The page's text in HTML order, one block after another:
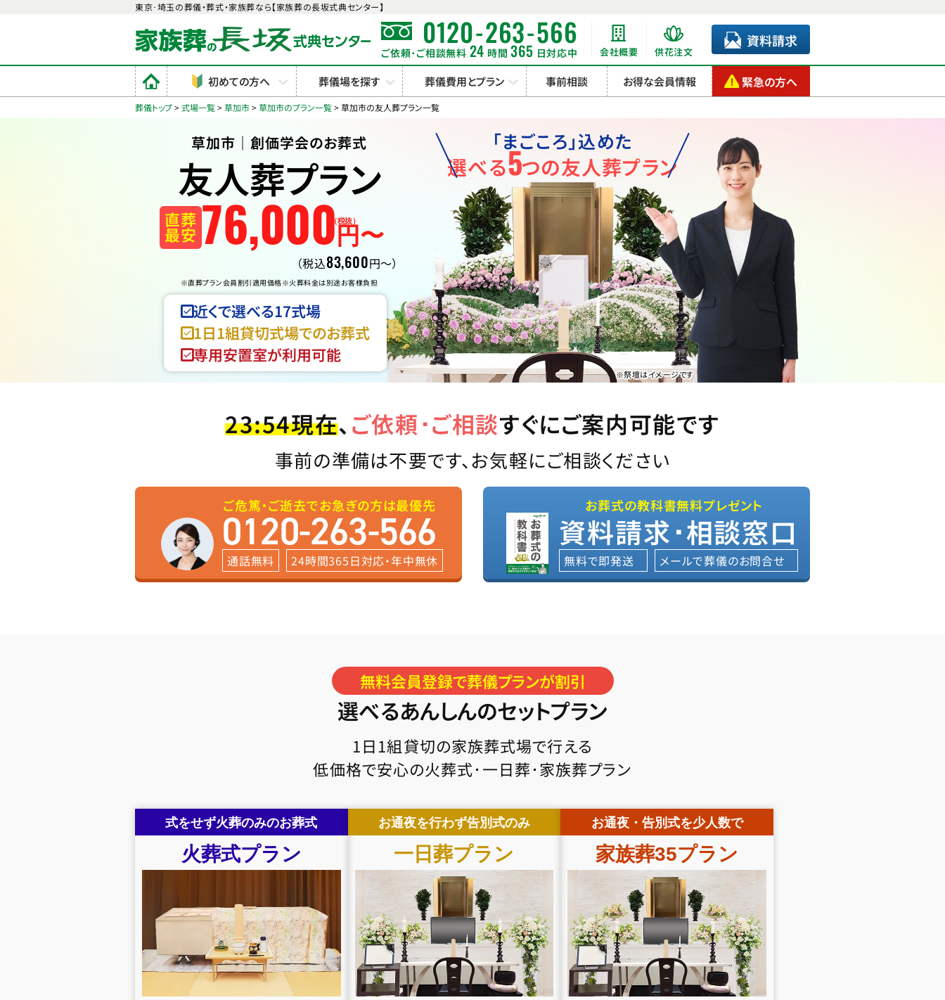
東京･埼玉の葬儀・葬式・家族葬なら【家族葬の長坂式典センター】
0120-263-566
ご依頼･ご相談無料 24 時間 365 日対応中 会社概要 供花注文
資料請求
初めての方へ 葬儀場を探す 葬儀費用とプラン 事前相談 お得な会員情報 緊急の方へ
葬儀トップ>式場一覧>草加市>草加市のプラン一覧>草加市の友人葬プラン一覧
草加市｜創価学会のお葬式
友人葬プラン
直葬
最安 76,000円〜
（税抜）
（税込83,600円〜）
※直葬プラン会員割引適用価格※火葬料金は別途お客様負担
近くで選べる17式場
1日1組貸切式場でのお葬式
専用安置室が利用可能
「まごころ」込めた
選べる5つの友人葬プラン
※祭壇はイメージです
23:54現在、ご依頼･ご相談すぐにご案内可能です
事前の準備は不要です、お気軽にご相談ください
ご危篤・ご逝去でお急ぎの方は最優先
0120-263-566
通話無料 24時間365日対応・年中無休
お葬式の教科書無料プレゼント
資料請求･相談窓口
無料で即発送 メールで葬儀のお問合せ
無料会員登録で葬儀プランが割引
選べるあんしんのセットプラン
1日1組貸切の家族葬式場で行える
低価格で安心の火葬式･一日葬･家族葬プラン
式をせず火葬のみのお葬式
火葬式プラン
お通夜を行わず告別式のみ
一日葬プラン
お通夜・告別式を少人数で
家族葬35プラン